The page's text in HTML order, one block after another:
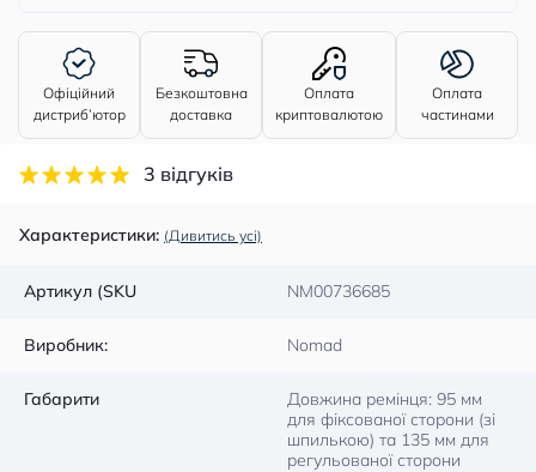
Офіційний
дистриб’ютор
Безкоштовна
доставка
Оплата
криптовалютою
Оплата
частинами
3 відгуків
Характеристики: (Дивитись усі)
Артикул (SKU NM00736685
Виробник: Nomad
Габарити
Довжина ремінця: 95 мм
для фіксованої сторони (зі
шпилькою) та 135 мм для
регульованої сторони